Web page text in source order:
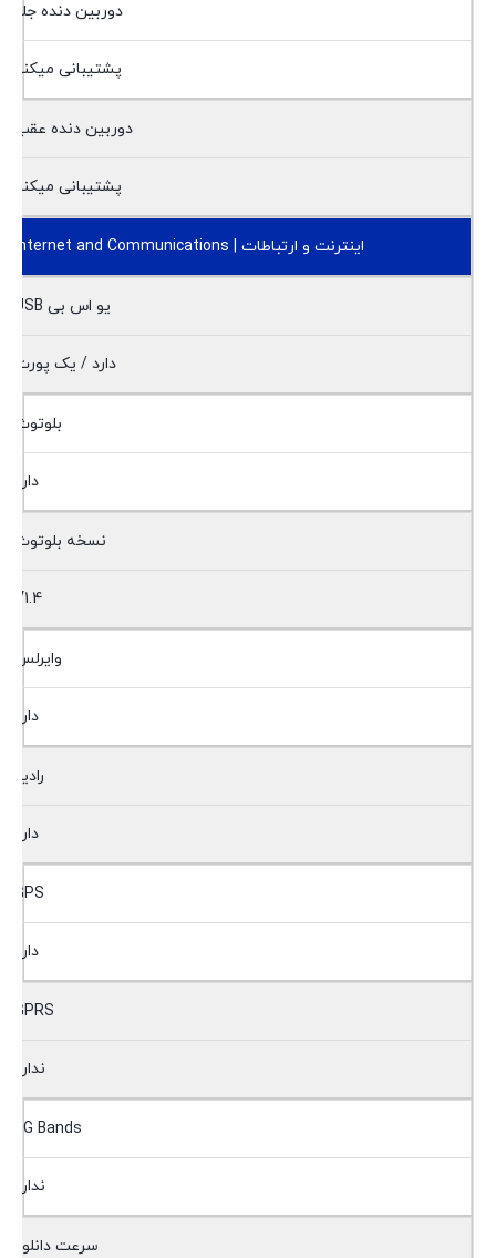
دوربین دنده جلو
پشتیبانی میکند
دوربین دنده عقب
پشتیبانی میکند
اینترنت و ارتباطات | Internet and Communications
یو اس بی USB
دارد / یک پورت
بلوتوث
دارد
نسخه بلوتوث
V1.4
وایرلس
دارد
رادیو
دارد
GPS
دارد
GPRS
ندارد
2G Bands
ندارد
سرعت دانلود